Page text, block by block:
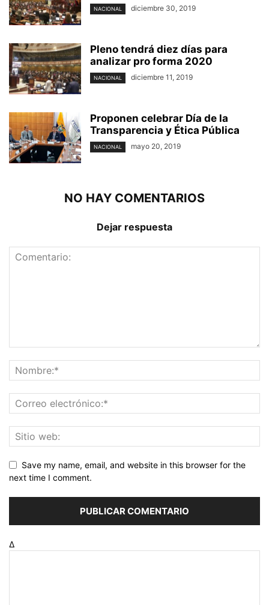
NACIONAL diciembre 30, 2019
Pleno tendrá diez días para
analizar pro forma 2020
NACIONAL diciembre 11, 2019
Proponen celebrar Día de la
Transparencia y Ética Pública
NACIONAL mayo 20, 2019
NO HAY COMENTARIOS
Dejar respuesta
Save my name, email, and website in this browser for the
next time I comment.
Δ